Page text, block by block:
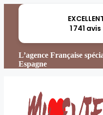
Aller
1 741 avis
L’agence Française
Espagne